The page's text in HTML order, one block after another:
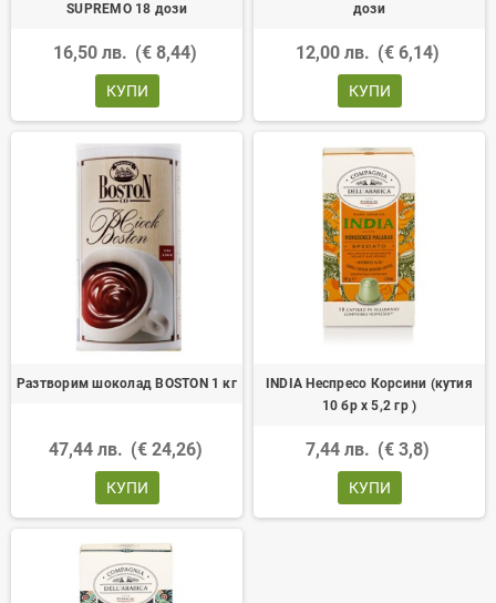
SUPREMO 18 дози
16,50 лв. (€ 8,44)
КУПИ
дози
12,00 лв. (€ 6,14)
КУПИ
Разтворим шоколад BOSTON 1 кг
47,44 лв. (€ 24,26)
КУПИ
INDIA Неспресо Корсини (кутия
10 бр х 5,2 гр )
7,44 лв. (€ 3,8)
КУПИ